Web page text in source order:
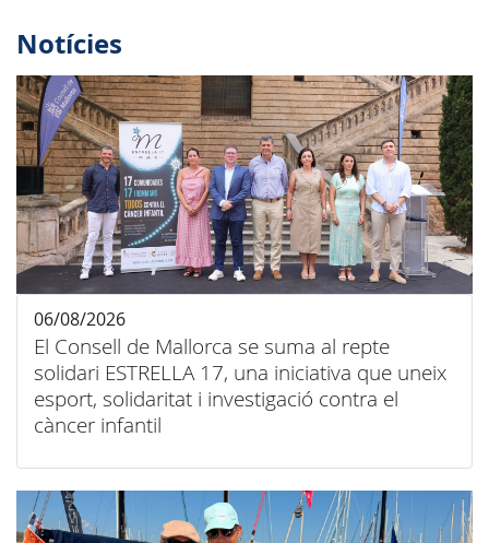
Notícies
El Consell de Mallorca se suma al repte
solidari ESTRELLA 17, una iniciativa que uneix
esport, solidaritat i investigació contra el
càncer infantil
06/08/2026